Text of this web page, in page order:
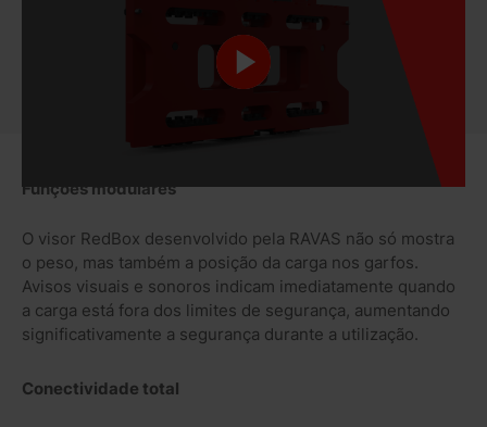
Funções modulares
O visor RedBox desenvolvido pela RAVAS não só mostra
o peso, mas também a posição da carga nos garfos.
Avisos visuais e sonoros indicam imediatamente quando
a carga está fora dos limites de segurança, aumentando
significativamente a segurança durante a utilização.
Conectividade total